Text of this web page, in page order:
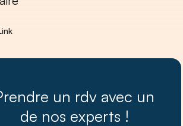
un rdv avec un
de nos experts !